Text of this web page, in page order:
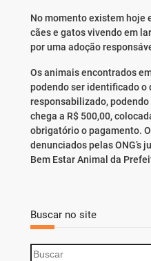
No momento existem hoje
cães e gatos vivendo em
por uma adoção
Os animais encontrados
podendo ser identificado o
responsabilizado,
chega a R$ 500,00,
obrigatório o pagamento.
denunciados pelas ONG’s
Bem Estar Animal da
Buscar no site
S